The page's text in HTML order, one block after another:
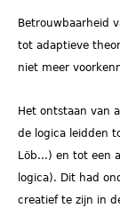
Betrouwbaarheid
tot adaptieve
niet meer
Het ontstaan van
de logica leidden
Löb...) en tot een
logica). Dit had
creatief te zijn in